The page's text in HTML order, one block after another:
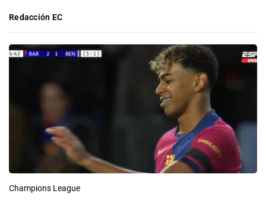
Redacción EC
Champions League